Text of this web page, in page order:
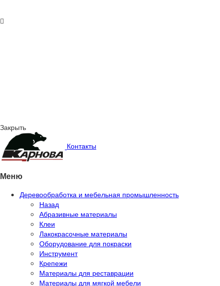
Закрыть
Контакты
Меню
Деревообработка и мебельная промышленность
Назад
Абразивные материалы
Клеи
Лакокрасочные материалы
Оборудование для покраски
Инструмент
Крепежи
Материалы для реставрации
Материалы для мягкой мебели